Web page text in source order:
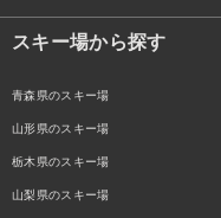
スキー場から探す
青森県のスキー場
山形県のスキー場
栃木県のスキー場
山梨県のスキー場